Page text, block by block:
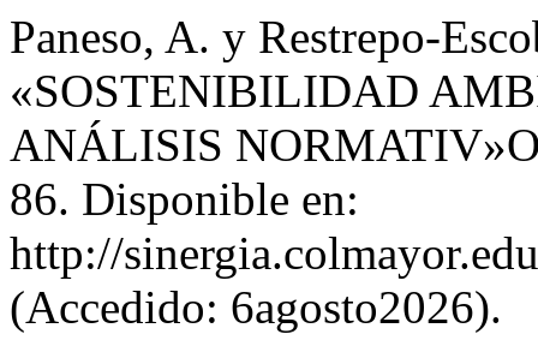
Paneso, A. y Restrepo-
«SOSTENIBILIDAD
ANÁLISIS
86. Disponible en:
http://
(Accedido: 6agosto2026).